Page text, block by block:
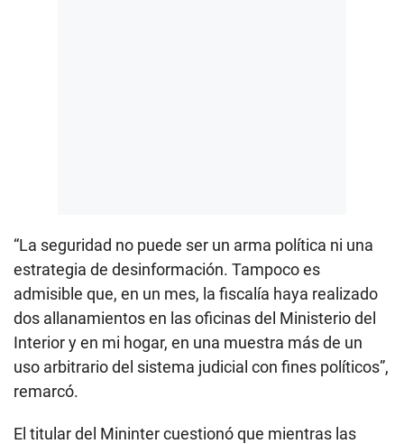
“La seguridad no puede ser un arma política ni una
estrategia de desinformación. Tampoco es
admisible que, en un mes, la fiscalía haya realizado
dos allanamientos en las oficinas del Ministerio del
Interior y en mi hogar, en una muestra más de un
uso arbitrario del sistema judicial con fines políticos”,
remarcó.
El titular del Mininter cuestionó que mientras las